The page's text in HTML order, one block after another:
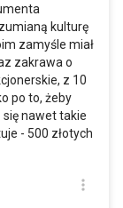
kulturę
zamyśle miał
zakrawa o
z 10
po to, żeby
nawet takie
- 500 złotych